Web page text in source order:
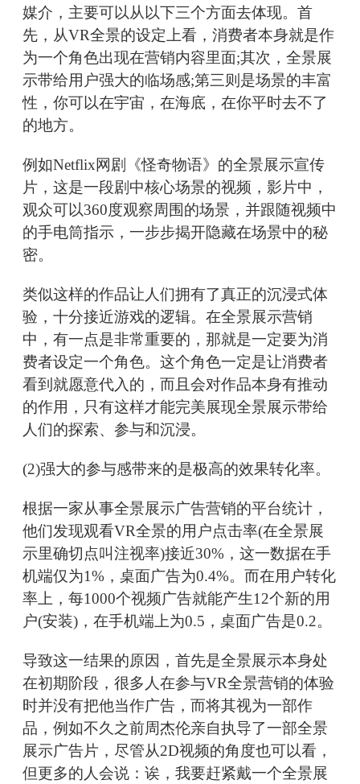
媒介，主要可以从以下三个方面去体现。首
先，从VR全景的设定上看，消费者本身就是作
为一个角色出现在营销内容里面;其次，全景展
示带给用户强大的临场感;第三则是场景的丰富
性，你可以在宇宙，在海底，在你平时去不了
的地方。
例如Netflix网剧《怪奇物语》的全景展示宣传
片，这是一段剧中核心场景的视频，影片中，
观众可以360度观察周围的场景，并跟随视频中
的手电筒指示，一步步揭开隐藏在场景中的秘
密。
类似这样的作品让人们拥有了真正的沉浸式体
验，十分接近游戏的逻辑。在全景展示营销
中，有一点是非常重要的，那就是一定要为消
费者设定一个角色。这个角色一定是让消费者
看到就愿意代入的，而且会对作品本身有推动
的作用，只有这样才能完美展现全景展示带给
人们的探索、参与和沉浸。
(2)强大的参与感带来的是极高的效果转化率。
根据一家从事全景展示广告营销的平台统计，
他们发现观看VR全景的用户点击率(在全景展
示里确切点叫注视率)接近30%，这一数据在手
机端仅为1%，桌面广告为0.4%。而在用户转化
率上，每1000个视频广告就能产生12个新的用
户(安装)，在手机端上为0.5，桌面广告是0.2。
导致这一结果的原因，首先是全景展示本身处
在初期阶段，很多人在参与VR全景营销的体验
时并没有把他当作广告，而将其视为一部作
品，例如不久之前周杰伦亲自执导了一部全景
展示广告片，尽管从2D视频的角度也可以看，
但更多的人会说：诶，我要赶紧戴一个全景展